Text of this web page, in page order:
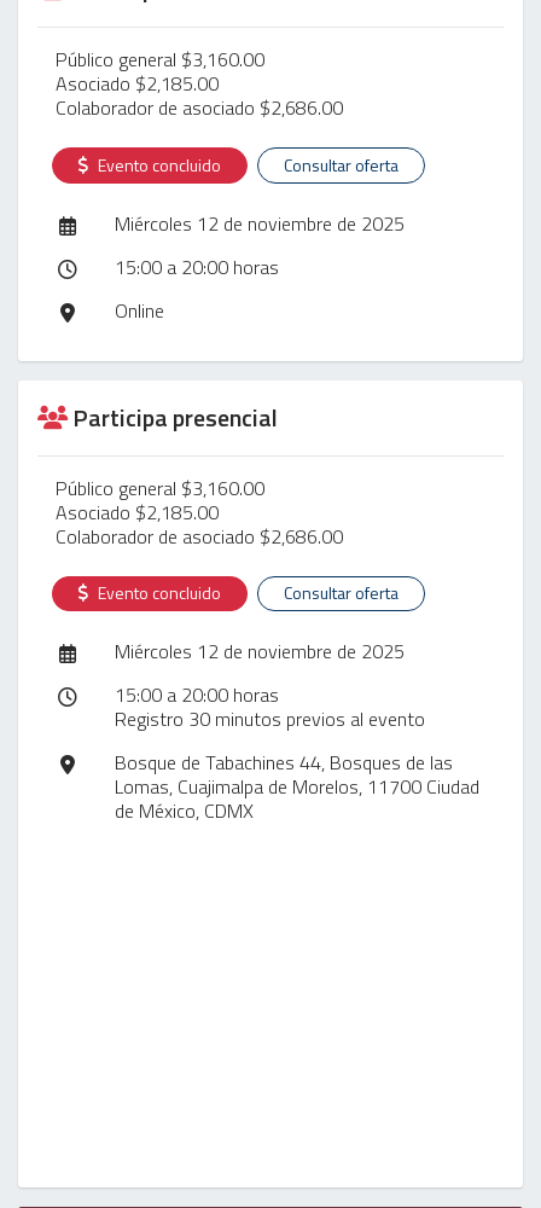
Público general $3,160.00
Asociado $2,185.00
Colaborador de asociado $2,686.00
Evento concluido Consultar oferta
Miércoles 12 de noviembre de 2025
15:00 a 20:00 horas
Online
Participa presencial
Público general $3,160.00
Asociado $2,185.00
Colaborador de asociado $2,686.00
Evento concluido Consultar oferta
Miércoles 12 de noviembre de 2025
15:00 a 20:00 horas
Registro 30 minutos previos al evento
Bosque de Tabachines 44, Bosques de las
Lomas, Cuajimalpa de Morelos, 11700 Ciudad
de México, CDMX